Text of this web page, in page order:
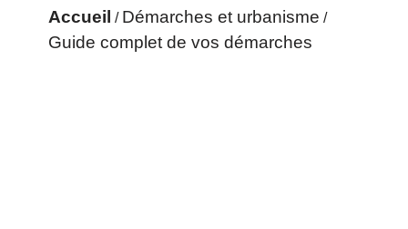
Accueil / Démarches et urbanisme /
Guide complet de vos démarches